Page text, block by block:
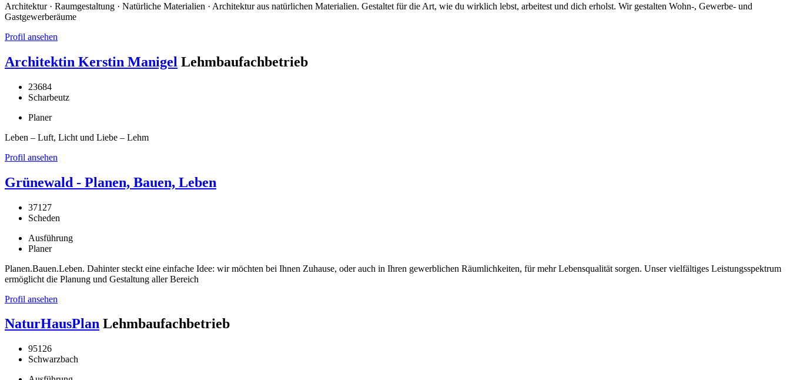
Architektur · Raumgestaltung · Natürliche Materialien · Architektur aus natürlichen Materialien. Gestaltet für die Art, wie du wirklich lebst, arbeitest und dich erholst. Wir gestalten Wohn-, Gewerbe- und
Gastgewerberäume
Profil ansehen
Architektin Kerstin Manigel Lehmbaufachbetrieb
23684
Scharbeutz
Planer
Leben – Luft, Licht und Liebe – Lehm
Profil ansehen
Grünewald - Planen, Bauen, Leben
37127
Scheden
Ausführung
Planer
Planen.Bauen.Leben. Dahinter steckt eine einfache Idee: wir möchten bei Ihnen Zuhause, oder auch in Ihren gewerblichen Räumlichkeiten, für mehr Lebensqualität sorgen. Unser vielfältiges Leistungsspektrum
ermöglicht die Planung und Gestaltung aller Bereich
Profil ansehen
NaturHausPlan Lehmbaufachbetrieb
95126
Schwarzbach